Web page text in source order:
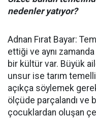
nedenler yatıyor?
Adnan Fırat Bayar:
ettiği ve aynı
bir kültür var. Büyük
unsur ise tarım
açıkça söylemek
ölçüde parçalandı ve
çocuklardan oluşan